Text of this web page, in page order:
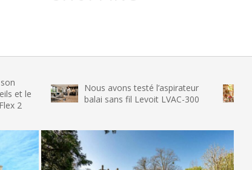
Nous avons testé l’aspirateur
balai sans fil Levoit LVAC-300
Nous
glace